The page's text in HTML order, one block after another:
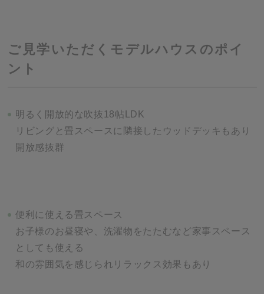
ご見学いただくモデルハウスのポイ
ント
明るく開放的な吹抜18帖LDK
リビングと畳スペースに隣接したウッドデッキもあり
開放感抜群
便利に使える畳スペース
お子様のお昼寝や、洗濯物をたたむなど家事スペース
としても使える
和の雰囲気を感じられリラックス効果もあり